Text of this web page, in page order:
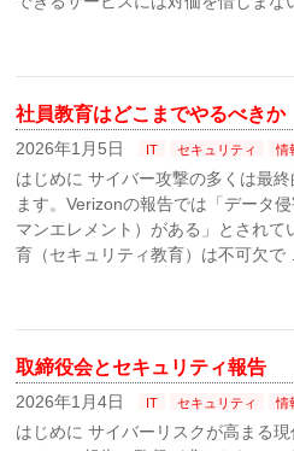
社員教育はどこまでやるべきか
2026年1月5日 IT セキュリティ 情
はじめに サイバー攻撃の多くは最
ます。Verizonの報告では「データ
マンエレメント）がある」とされ
育（セキュリティ教育）は不可欠で
取締役会とセキュリティ報告
2026年1月4日 IT セキュリティ 情
はじめに サイバーリスクが高まる